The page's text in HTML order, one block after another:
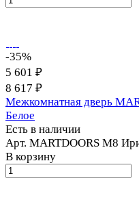
-35%
5 601 ₽
8 617 ₽
Межкомнатная дверь
Белое
Есть в наличии
Арт. MARTDOORS M8
В корзину